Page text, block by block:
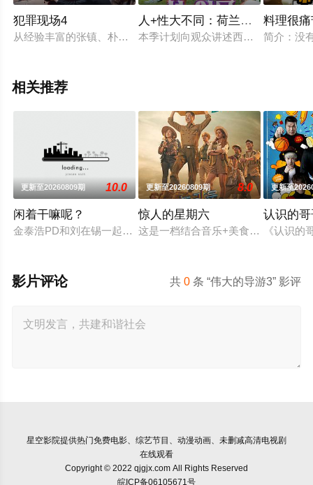
犯罪现场4
从经验丰富的张镇、朴智允、张东民到新人Key、朱贤英、安宥
人+性大不同：荷兰德国篇
本季计划向观众讲述西方国家的故事
料理很
简介：没
相关推荐
更新至20260809期 10.0
闲着干嘛呢？
金泰浩PD和刘在锡一起合作的MBC新综艺《闲着干嘛呢？》将
更新至20260809期 8.0
惊人的星期六
这是一档结合音乐+美食+答题的新
更新至
认识的
《认识
共0 条 “伟大的导游3” 影评
影片评论
星空影院提供热门免费电影、综艺节目、动漫动画、未删减高清电视剧
在线观看
Copyright © 2022 qjgjx.com All Rights Reserved
皖ICP备06105671号